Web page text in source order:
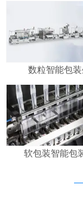
数粒智能包
软包装智能包